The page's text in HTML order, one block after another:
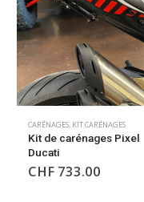
CARÉNAGES, PROTECTIONS DE RÉSERVOIR
Protections de réservoir
Ducati
CHF 77.00